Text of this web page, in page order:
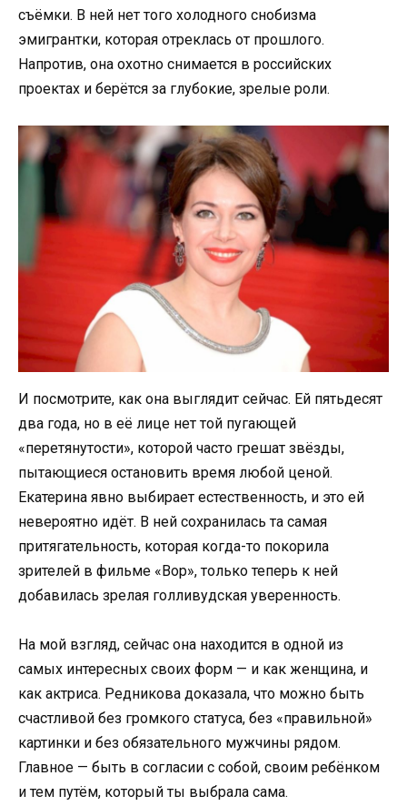
съёмки. В ней нет того холодного снобизма
эмигрантки, которая отреклась от прошлого.
Напротив, она охотно снимается в российских
проектах и берётся за глубокие, зрелые роли.
И посмотрите, как она выглядит сейчас. Ей пятьдесят
два года, но в её лице нет той пугающей
«перетянутости», которой часто грешат звёзды,
пытающиеся остановить время любой ценой.
Екатерина явно выбирает естественность, и это ей
невероятно идёт. В ней сохранилась та самая
притягательность, которая когда-то покорила
зрителей в фильме «Вор», только теперь к ней
добавилась зрелая голливудская уверенность.
На мой взгляд, сейчас она находится в одной из
самых интересных своих форм — и как женщина, и
как актриса. Редникова доказала, что можно быть
счастливой без громкого статуса, без «правильной»
картинки и без обязательного мужчины рядом.
Главное — быть в согласии с собой, своим ребёнком
и тем путём, который ты выбрала сама.